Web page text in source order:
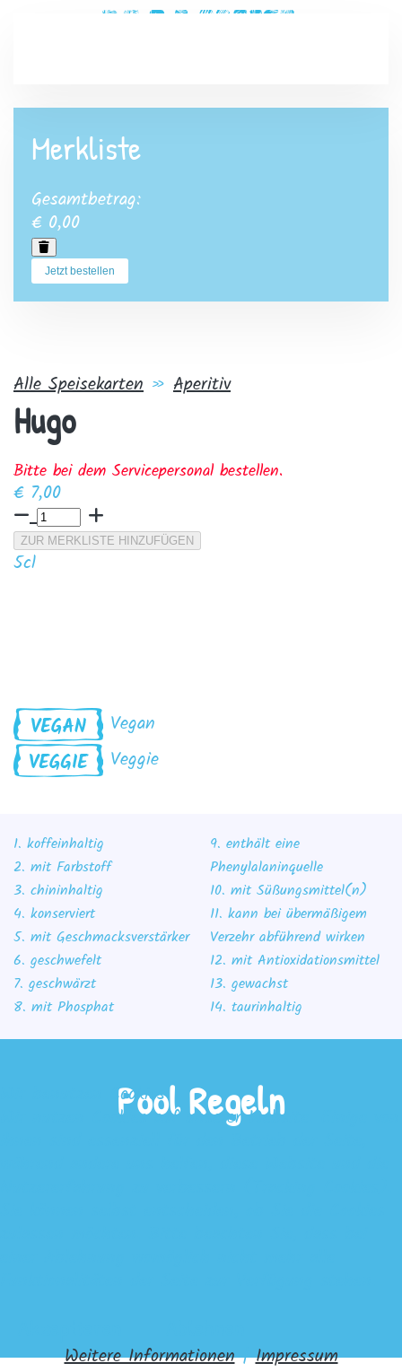
Merkliste
Gesamtbetrag:
€ 0,00
Jetzt bestellen
Alle Speisekarten » Aperitiv
Hugo
Bitte bei dem Servicepersonal bestellen.
€ 7,00
ZUR MERKLISTE HINZUFÜGEN
5cl
Vegan
Veggie
1. koffeinhaltig
2. mit Farbstoff
3. chininhaltig
4. konserviert
5. mit Geschmacksverstärker
6. geschwefelt
7. geschwärzt
8. mit Phosphat
9. enthält eine
Phenylalaninquelle
10. mit Süßungsmittel(n)
11. kann bei übermäßigem
Verzehr abführend wirken
12. mit Antioxidationsmittel
13. gewachst
14. taurinhaltig
Pool Regeln
Wir benutzen Cookies
Wir nutzen Cookies auf unserer Website. Einige von
Weitere Informationen|Impressum